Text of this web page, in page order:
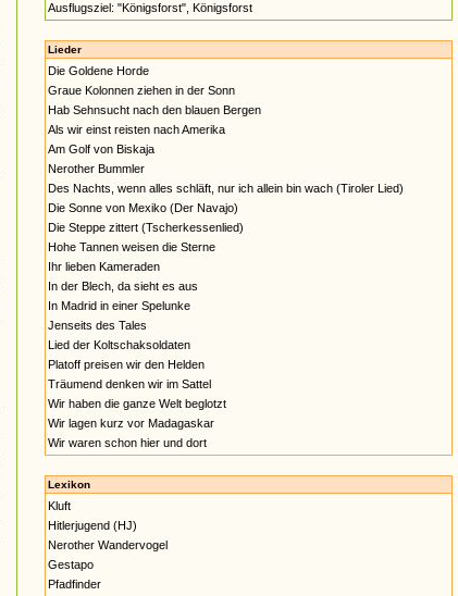
Ausflugsziel: "Königsforst", Königsforst
Lieder
Die Goldene Horde
Graue Kolonnen ziehen in der Sonn
Hab Sehnsucht nach den blauen Bergen
Als wir einst reisten nach Amerika
Am Golf von Biskaja
Nerother Bummler
Des Nachts, wenn alles schläft, nur ich allein bin wach (Tiroler Lied)
Die Sonne von Mexiko (Der Navajo)
Die Steppe zittert (Tscherkessenlied)
Hohe Tannen weisen die Sterne
Ihr lieben Kameraden
In der Blech, da sieht es aus
In Madrid in einer Spelunke
Jenseits des Tales
Lied der Koltschaksoldaten
Platoff preisen wir den Helden
Träumend denken wir im Sattel
Wir haben die ganze Welt beglotzt
Wir lagen kurz vor Madagaskar
Wir waren schon hier und dort
Lexikon
Kluft
Hitlerjugend (HJ)
Nerother Wandervogel
Gestapo
Pfadfinder